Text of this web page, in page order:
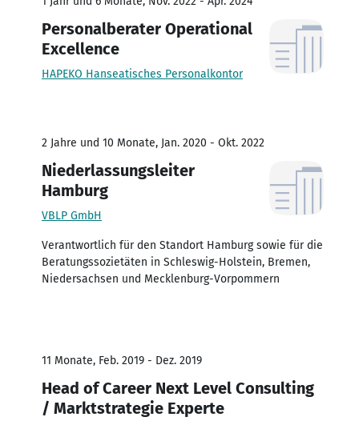
Personalberater Operational
Excellence
HAPEKO Hanseatisches Personalkontor
2 Jahre und 10 Monate, Jan. 2020 - Okt. 2022
Niederlassungsleiter
Hamburg
VBLP GmbH
Verantwortlich für den Standort Hamburg sowie für die
Beratungssozietäten in Schleswig-Holstein, Bremen,
Niedersachsen und Mecklenburg-Vorpommern
11 Monate, Feb. 2019 - Dez. 2019
Head of Career Next Level Consulting
/ Marktstrategie Experte